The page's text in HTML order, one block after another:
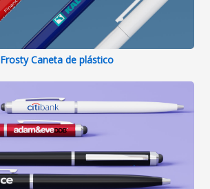
Frosty Caneta de plástico